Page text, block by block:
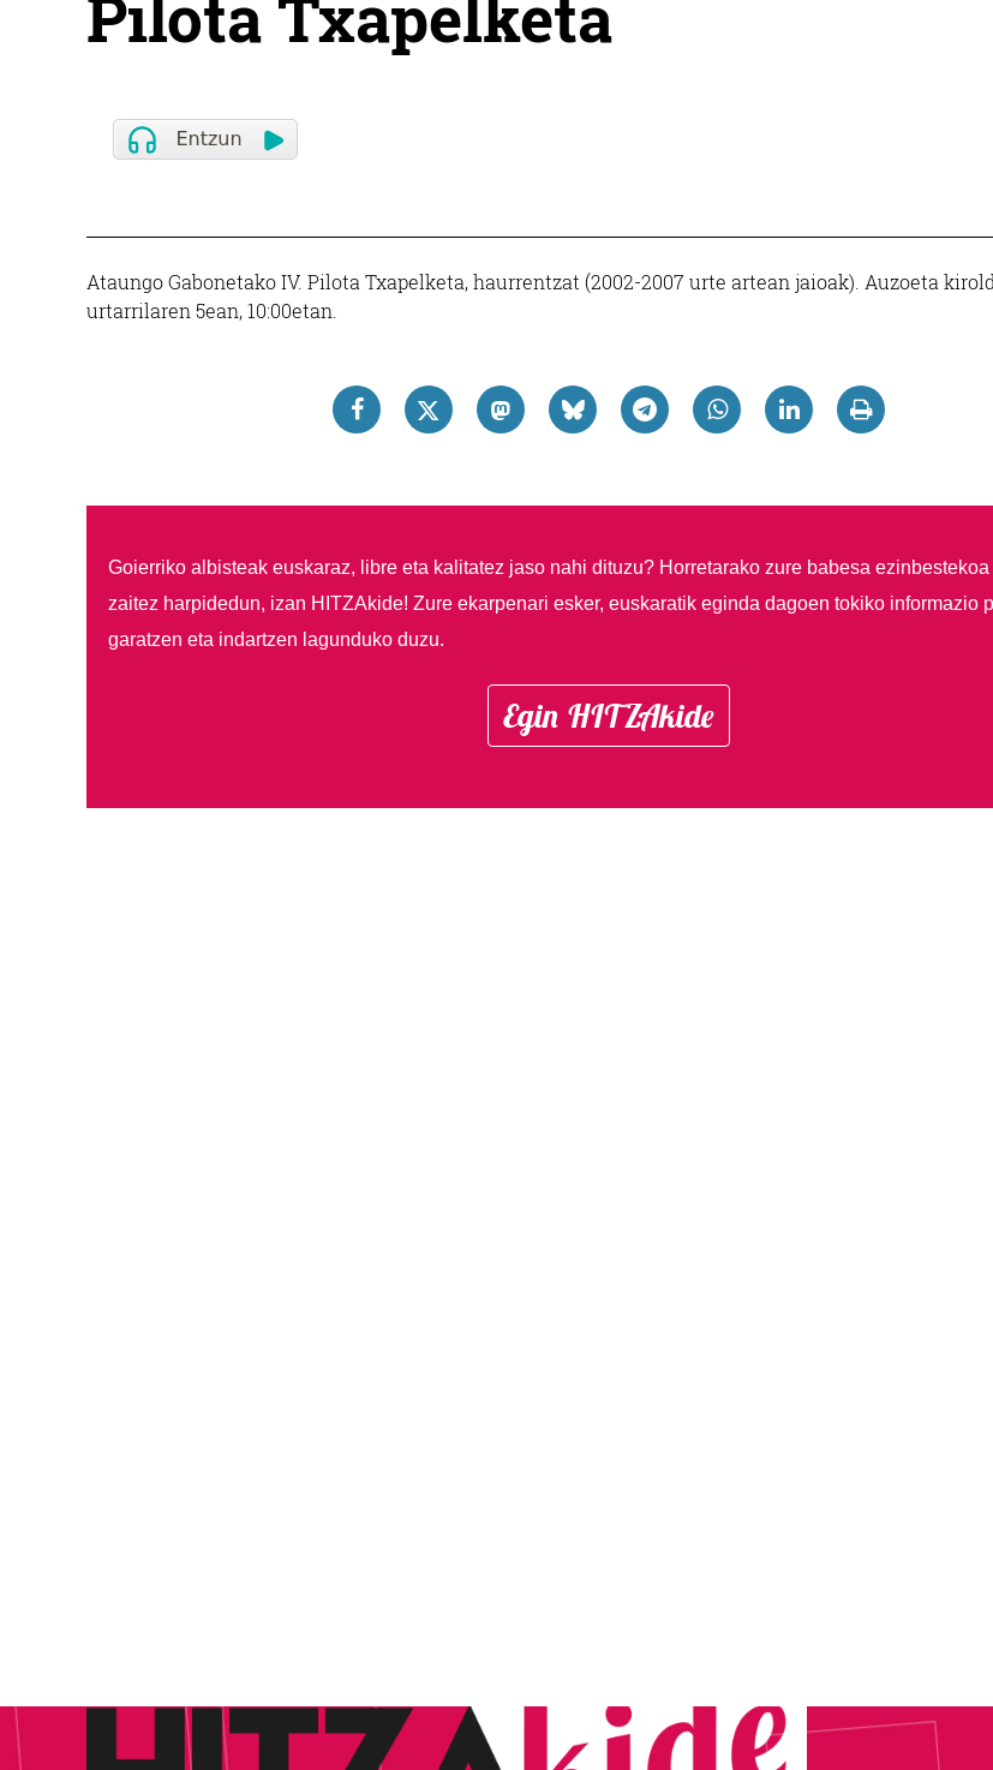
Pilota Txapelketa
Ataungo Gabonetako IV. Pilota Txapelketa, haurrentzat (2002-2007 urte artean jaioak). Auzoeta
urtarrilaren 5ean, 10:00etan.
Goierriko albisteak euskaraz, libre eta kalitatez jaso nahi dituzu? Horretarako zure babesa
zaitez harpidedun, izan HITZAkide! Zure ekarpenari esker, euskaratik eginda dagoen tokiko informazio
garatzen eta indartzen lagunduko duzu.
Egin HITZAkide